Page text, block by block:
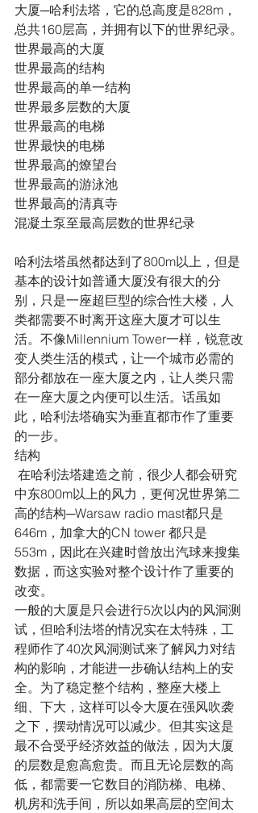
大厦─哈利法塔，它的总高度是828m，
总共160层高，并拥有以下的世界纪录。
世界最高的大厦
世界最高的结构
世界最高的单一结构
世界最多层数的大厦
世界最高的电梯
世界最快的电梯
世界最高的燎望台
世界最高的游泳池
世界最高的清真寺
混凝土泵至最高层数的世界纪录
哈利法塔虽然都达到了800m以上，但是
基本的设计如普通大厦没有很大的分
别，只是一座超巨型的综合性大楼，人
类都需要不时离开这座大厦才可以生
活。不像Millennium Tower一样，锐意改
变人类生活的模式，让一个城市必需的
部分都放在一座大厦之内，让人类只需
在一座大厦之内便可以生活。话虽如
此，哈利法塔确实为垂直都市作了重要
的一步。
结构
中东800m以上的风力，更何况世界第二
高的结构─Warsaw radio mast都只是
646m，加拿大的CN tower 都只是
553m，因此在兴建时曾放出汽球来搜集
数据，而这实验对整个设计作了重要的
改变。
一般的大厦是只会进行5次以内的风洞测
试，但哈利法塔的情况实在太特殊，工
程师作了40次风洞测试来了解风力对结
构的影响，才能进一步确认结构上的安
全。为了稳定整个结构，整座大楼上
细、下大，这样可以令大厦在强风吹袭
之下，摆动情况可以减少。但其实这是
最不合受乎经济效益的做法，因为大厦
的层数是愈高愈贵。而且无论层数的高
低，都需要一它数目的消防梯、电梯、
机房和洗手间，所以如果高层的空间太